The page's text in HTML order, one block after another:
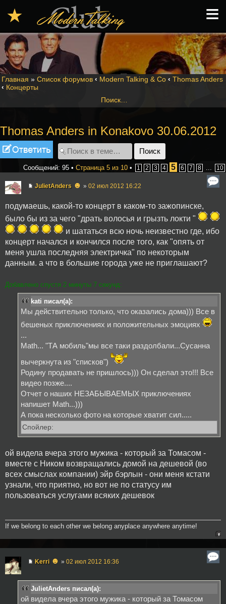
Главная » Список форумов ‹ Modern Talking & Co ‹ Thomas Anders
‹ Концерты
Поиск…
Thomas Anders in Konakovo 30.06.2012
Ответить
Сообщений: 95 • Страница 5 из 10 • 1 2 3 4 5 6 7 8 10
JulietAnders ☻ » 02 июл 2012 16:22
подумаешь, какой-то концерт в каком-то зажопинске,
было бы из за чего "драть волосья и грызть локти "
и шататься всю ночь неизвестно где, ибо
концерт начался и кончился после того, как "опять от
меня ушла последняя электричка" по некоторым
данным. а что в большие города уже не приглашают?
Добавлено спустя 2 минуты 7 секунд:
kati писал(а):
Мы действительно только, что оказались дома))) Все в
бешеных приключениях и положительных эмоциях
...
Math... "ТА мобиль"мы все таки раздолбали...Сусанна
вычеркнута из "списков")
Родину продавать не пришлось))) Он сделал это!!! Все
видео позже....
Отчет о наших НЕЗАБЫВАЕМЫХ приключениях
напишет Math...)))
А пока несколько фото на которые хватит сил.....
Спойлер:
ой видела вчера этого мужика - который за Томасом -
вместе с Ником возвращались домой на дешевой (во
всех смыслах компании) эйр бэрлын - они меня кстати
узнали, что приятно, но вот не по статусу им
пользоваться услугами всяких дешевок
If we belong to each other we belong anyplace anywhere anytime!
Kerri ☻ » 02 июл 2012 16:36
JulietAnders писал(а):
ой видела вчера этого мужика - который за Томасом
★ ≡